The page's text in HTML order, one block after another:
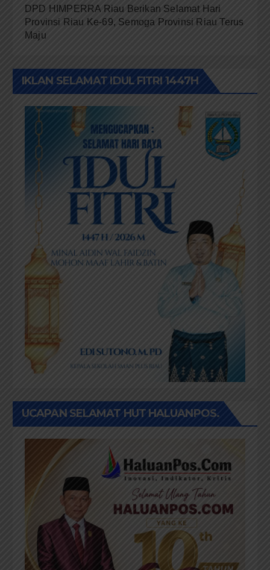
DPD HIMPERRA Riau Berikan Selamat Hari
Provinsi Riau Ke-69, Semoga Provinsi Riau Terus
Maju
IKLAN SELAMAT IDUL FITRI 1447H
UCAPAN SELAMAT HUT HALUANPOS.